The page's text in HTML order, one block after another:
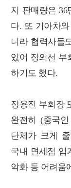
지 판매량은 36
다. 또 기아차
니라 협력사들
있어 정의선 부
하기도 했다.
정용진 부회장
완전히 (중국
단체가 크게
국내 면세점 업
악화 등 어려움